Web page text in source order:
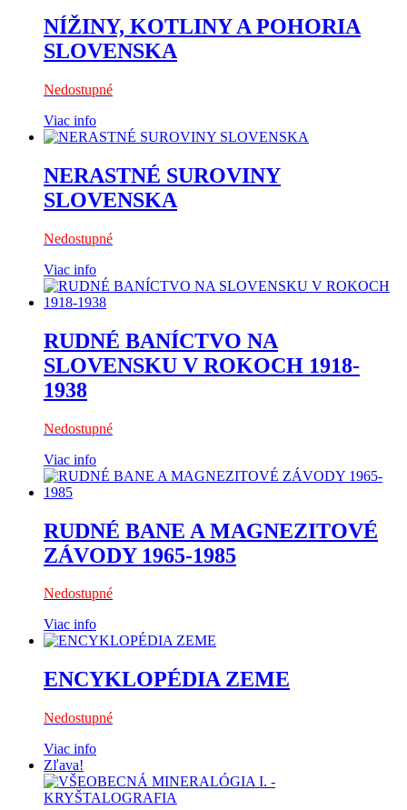
NÍŽINY, KOTLINY A POHORIA
SLOVENSKA
Nedostupné
Viac info
NERASTNÉ SUROVINY
SLOVENSKA
Nedostupné
Viac info
RUDNÉ BANÍCTVO NA
SLOVENSKU V ROKOCH 1918-
1938
Nedostupné
Viac info
RUDNÉ BANE A MAGNEZITOVÉ
ZÁVODY 1965-1985
Nedostupné
Viac info
ENCYKLOPÉDIA ZEME
Nedostupné
Viac info
Zľava!